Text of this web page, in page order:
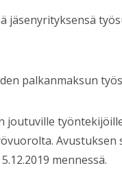
jäsenyrityksensä
palkanmaksun
joutuville
Avustuksen
mennessä.